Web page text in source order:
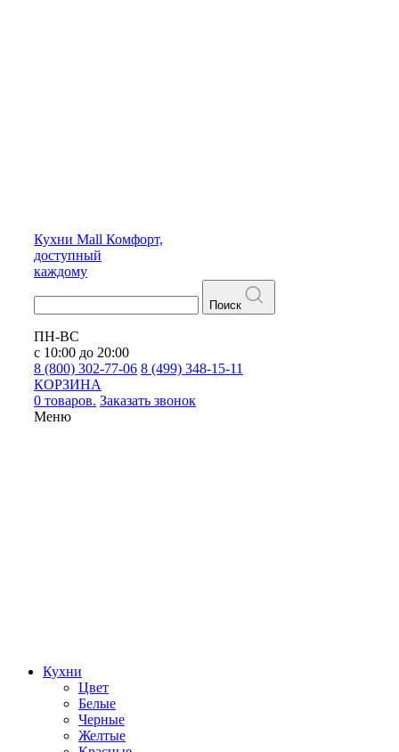
Кухни Mall Комфорт,
доступный
каждому
Поиск
ПН-ВС
с 10:00 до 20:00
8 (800) 302-77-06 8 (499) 348-15-11
КОРЗИНА
0 товаров. Заказать звонок
Меню
Кухни
Цвет
Белые
Черные
Желтые